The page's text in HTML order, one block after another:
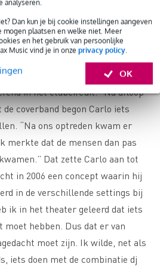
analyseren.
Dan kun je bij cookie instellingen aangeven
mogen plaatsen en welke niet. Meer
en het gebruik van persoonlijke
Music vind je in onze privacy policy.
OK
verschillende settings gespeeld,
doe. Zo speelde ik met de
in een nineties coverband op
formatie Wicked Jazz
bestaat uit een collectief van dj’s
in het clubcircuit.” Na afloop
coverband begon Carlo iets
“Na ons optreden kwam er
merkte dat de mensen dan pas
Dat zette Carlo aan tot
in 2006 een concept waarin hij
in de verschillende settings bij
ik in het theater geleerd dat iets
moet hebben. Dus dat er van
moet zijn. Ik wilde, net als
iets doen met de combinatie dj